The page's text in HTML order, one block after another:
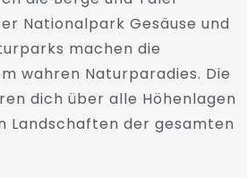
Nationalpark Gesäuse und
machen die
wahren Naturparadies. Die
dich über alle Höhenlagen
Landschaften der gesamten